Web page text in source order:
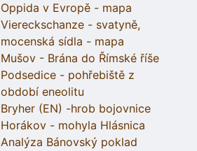
Oppida v Evropě - mapa
Viereckschanze - svatyně,
mocenská sídla - mapa
Mušov - Brána do Římské říše
Podsedice - pohřebiště z
období eneolitu
Bryher (EN) -hrob bojovnice
Horákov - mohyla Hlásnica
Analýza Bánovský poklad